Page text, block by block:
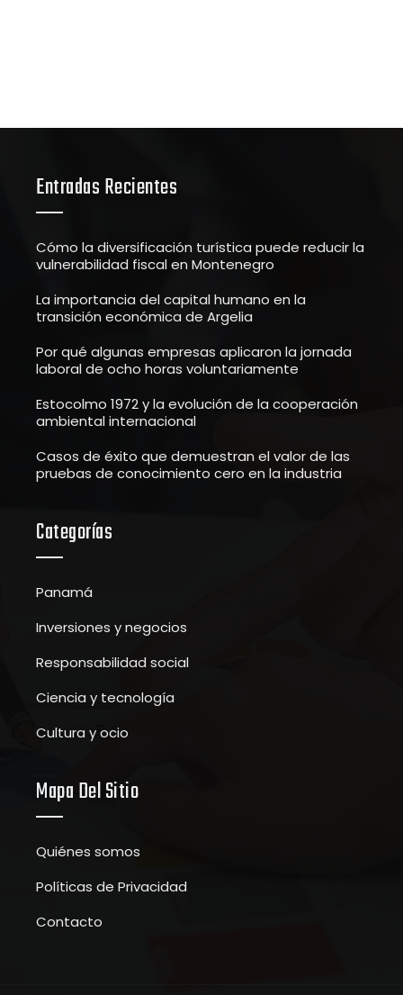
Entradas Recientes
Cómo la diversificación turística puede reducir la
vulnerabilidad fiscal en Montenegro
La importancia del capital humano en la
transición económica de Argelia
Por qué algunas empresas aplicaron la jornada
laboral de ocho horas voluntariamente
Estocolmo 1972 y la evolución de la cooperación
ambiental internacional
Casos de éxito que demuestran el valor de las
pruebas de conocimiento cero en la industria
Categorías
Panamá
Inversiones y negocios
Responsabilidad social
Ciencia y tecnología
Cultura y ocio
Mapa Del Sitio
Quiénes somos
Políticas de Privacidad
Contacto